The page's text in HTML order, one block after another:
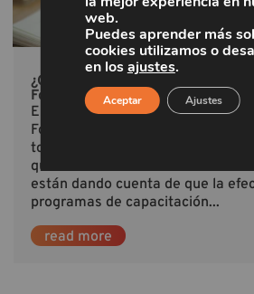
¿Qué te enseñaremos en nuestro
Formación de Formadores?
En la actualidad, los programas
Formadores están afianzándose
total a nivel mundial. Esto tiene
que cada vez más a menudo las
están dando cuenta de que la
programas de capacitación...
read more
web.
Puedes aprender más
cookies utilizamos o
en losajustes.
Aceptar Ajustes